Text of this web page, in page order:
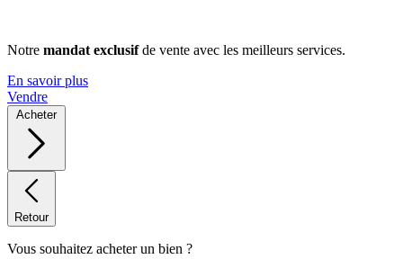
Notre mandat exclusifde vente avec les meilleurs services.
En savoir plus
Vendre
Acheter
Retour
Vous souhaitez acheter un bien ?